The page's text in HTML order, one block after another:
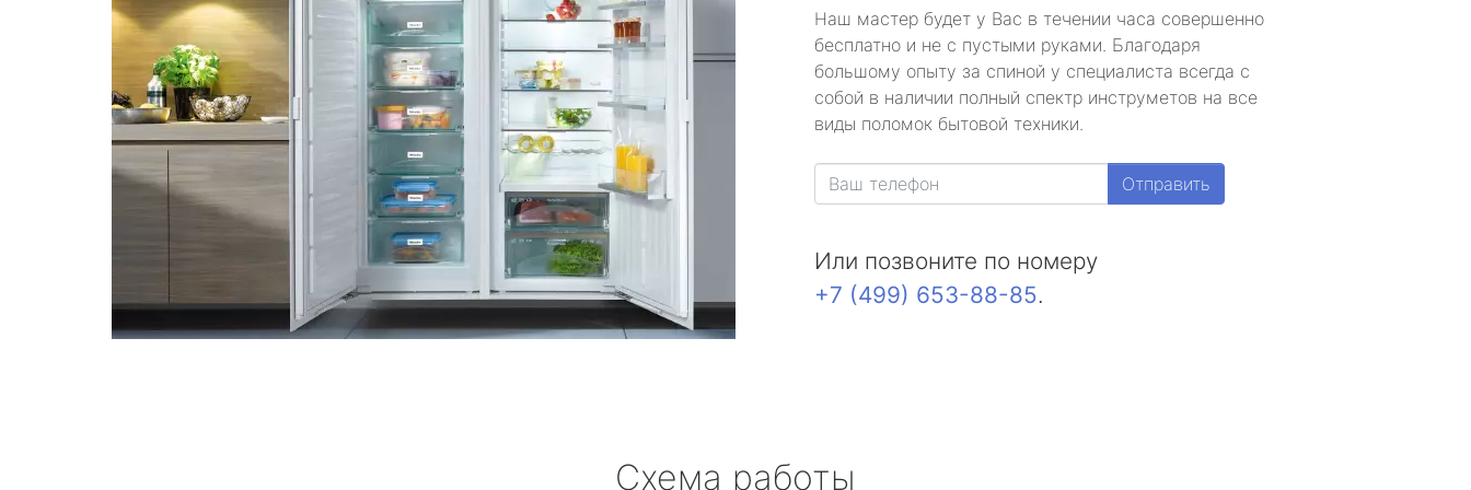
Наш мастер будет у Вас в течении часа совершенно
бесплатно и не с пустыми руками. Благодаря
большому опыту за спиной у специалиста всегда с
собой в наличии полный спектр инструметов на все
виды поломок бытовой техники.
Отправить
Или позвоните по номеру
+7 (499) 653-88-85.
Схема работы